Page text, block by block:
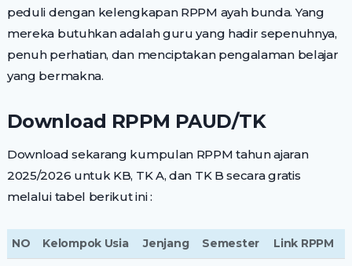
peduli dengan kelengkapan RPPM ayah bunda. Yang
mereka butuhkan adalah guru yang hadir sepenuhnya,
penuh perhatian, dan menciptakan pengalaman belajar
yang bermakna.
Download RPPM PAUD/TK
Download sekarang kumpulan RPPM tahun ajaran
2025/2026 untuk KB, TK A, dan TK B secara gratis
melalui tabel berikut ini :
NO Kelompok Usia Jenjang Semester Link RPPM